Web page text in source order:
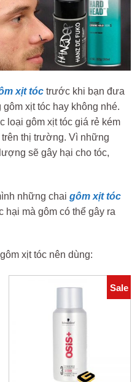
xịt tóc trước khi bạn đưa
xịt tóc hay không nhé.
loại gôm xịt tóc giá rẻ kém
thị trường. Vì những
sẽ gây hại cho tóc,
những chai gôm xịt tóc
hại mà gôm có thể gây ra
xịt tóc nên dùng:
Sale